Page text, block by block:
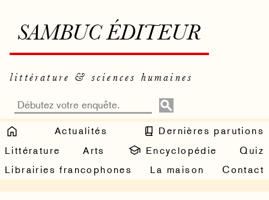
SAMBUC ÉDITEUR
littérature & sciences humaines
Actualités
Dernières parutions
Littérature
Arts Encyclopédie
Quiz
Librairies francophones
La maison Contact